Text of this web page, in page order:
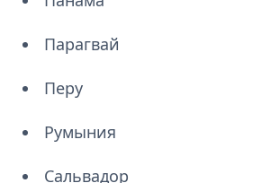
Парагвай
Перу
Румыния
Сальвадор